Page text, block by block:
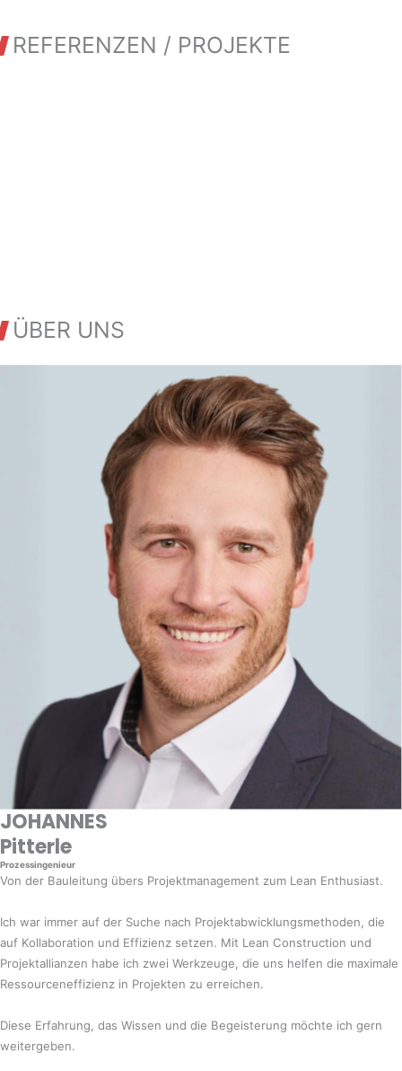
REFERENZEN / PROJEKTE
ÜBER UNS
JOHANNES
Pitterle
Prozessingenieur
Von der Bauleitung übers Projektmanagement zum Lean Enthusiast.
Ich war immer auf der Suche nach Projektabwicklungsmethoden, die
auf Kollaboration und Effizienz setzen. Mit Lean Construction und
Projektallianzen habe ich zwei Werkzeuge, die uns helfen die maximale
Ressourceneffizienz in Projekten zu erreichen.
Diese Erfahrung, das Wissen und die Begeisterung möchte ich gern
weitergeben.